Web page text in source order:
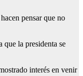
pensar que no
que la presidenta se
interés en venir